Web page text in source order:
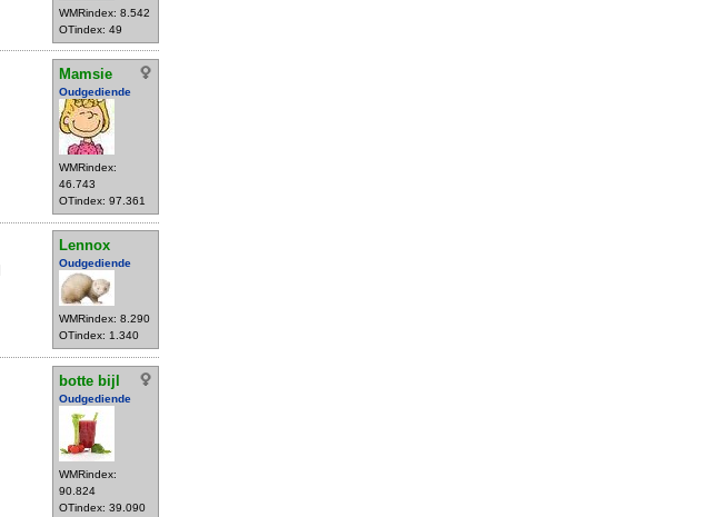
WMRindex: 8.542
OTindex: 49
Mamsie
Oudgediende
WMRindex:
46.743
OTindex: 97.361
Lennox
Oudgediende
WMRindex: 8.290
OTindex: 1.340
botte bijl
Oudgediende
WMRindex:
90.824
OTindex: 39.090